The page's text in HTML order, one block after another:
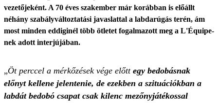
vezetőjeként. A 70 éves szakember már korábban is előállt
néhány szabályváltoztatási javaslattal a labdarúgás terén, ám
most minden eddiginél több ötletet fogalmazott meg a L'Équipe-
nek adott interjújában.
„Öt perccel a mérkőzések vége előtt egy bedobásnak
előnyt kellene jelentenie, de ezekben a szituációkban a
labdát bedobó csapat csak kilenc mezőnyjátékossal